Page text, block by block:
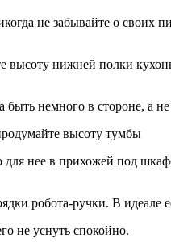
не забывайте о своих
высоту нижней полки
немного в стороне, а не
высоту тумбы
для нее в прихожей под
робота-ручки. В идеале
не уснуть спокойно.